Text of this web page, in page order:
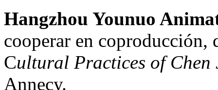
Hangzhou Younuo
cooperar en
Cultural Practices of Chen
Annecy.